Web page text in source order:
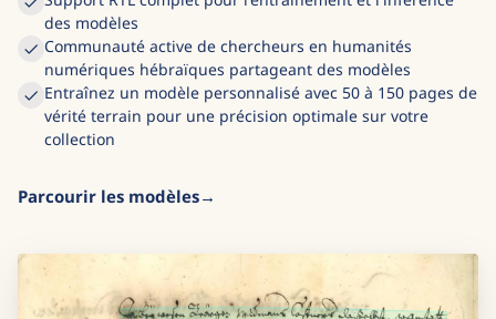
des modèles
Communauté active de chercheurs en humanités
numériques hébraïques partageant des modèles
Entraînez un modèle personnalisé avec 50 à 150 pages de
vérité terrain pour une précision optimale sur votre
collection
Parcourir les modèles